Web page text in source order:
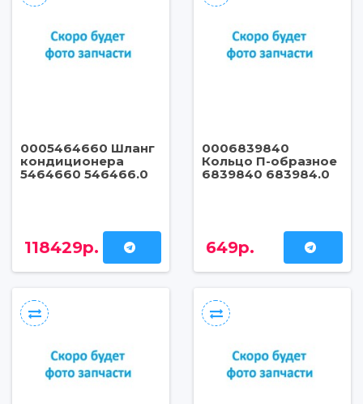
0005464660 Шланг
кондиционера
5464660 546466.0
118429р.
0006839840
Кольцо П-образное
6839840 683984.0
649р.